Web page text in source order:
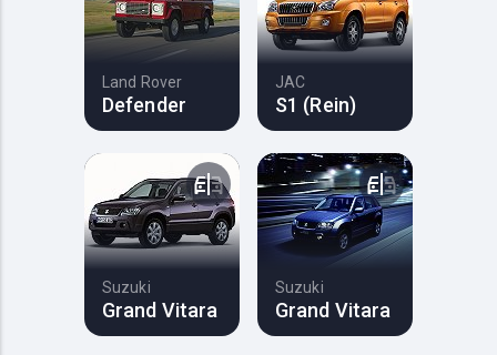
Land Rover
Defender
JAC
S1 (Rein)
Suzuki
Grand Vitara
Suzuki
Grand Vitara